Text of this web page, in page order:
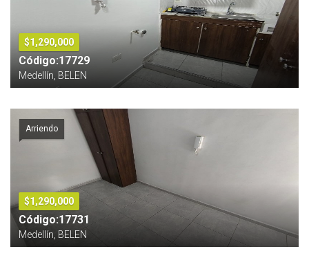
$1,290,000
Código:17729
Medellín, BELEN
Arriendo
$1,290,000
Código:17731
Medellín, BELEN